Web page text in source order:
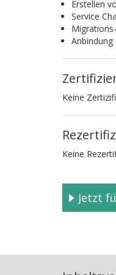
Erstellen
Service
Anbindung
Keine
Keine
Jetzt